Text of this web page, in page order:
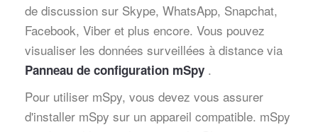
de discussion sur Skype, WhatsApp, Snapchat,
Facebook, Viber et plus encore. Vous pouvez
visualiser les données surveillées à distance via
Panneau de configuration mSpy .
Pour utiliser mSpy, vous devez vous assurer
d'installer mSpy sur un appareil compatible. mSpy